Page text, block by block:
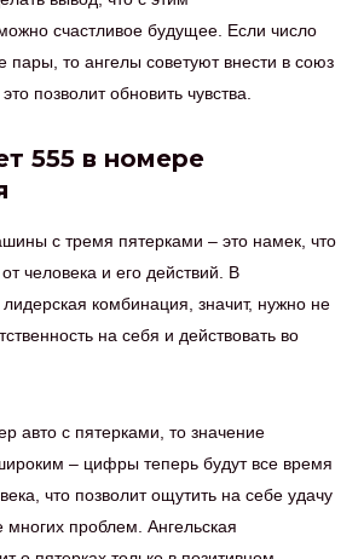
счастливое будущее. Если число
пары, то ангелы советуют внести в союз
позволит обновить чувства.
555 в номере
с тремя пятерками – это намек, что
человека и его действий. В
комбинация, значит, нужно не
на себя и действовать во
авто с пятерками, то значение
– цифры теперь будут все время
что позволит ощутить на себе удачу
проблем. Ангельская